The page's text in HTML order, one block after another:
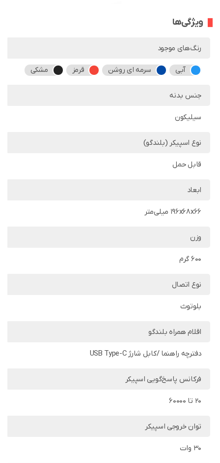
ویژگی‌ها
رنگ‌های موجود
آبی سرمه ای روشن قرمز مشکی
جنس بدنه
سیلیکون
نوع اسپیکر (بلندگو)
قابل حمل
ابعاد
196x68x66 میلی‌متر
وزن
600 گرم
نوع اتصال
بلوتوث
اقلام همراه بلندگو
دفترچه راهنما /کابل شارژ USB Type-C
فرکانس پاسخ‌گویی اسپیکر
20 تا 60000
توان خروجی اسپیکر
30 وات